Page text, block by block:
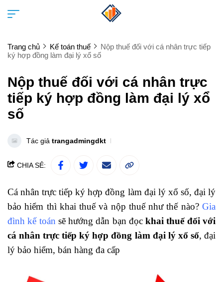
Trang chủ Kế toán thuế
Nộp thuế đối với cá nhân trực tiếp
ký hợp đồng làm đại lý xổ số
Nộp thuế đối với cá nhân trực
tiếp ký hợp đồng làm đại lý xổ
số
Tác giả trangadmingdkt
CHIA SẺ:
Cá nhân trực tiếp ký hợp đồng làm đại lý xổ số, đại lý
bảo hiểm thì khai thuế và nộp thuế như thế nào? Gia
đình kế toán sẽ hướng dẫn bạn đọckhai thuế đối với
cá nhân trực tiếp ký hợp đồng làm đại lý xổ số, đại
lý bảo hiểm, bán hàng đa cấp